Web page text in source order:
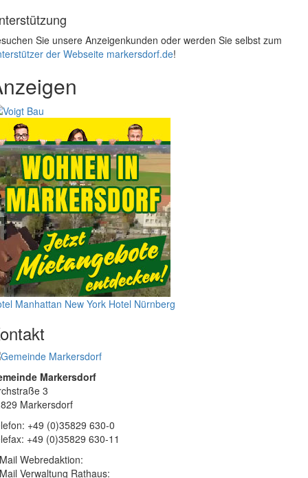
Sie unsere Anzeigenkunden oder werden Sie selbst zum
der Webseite markersdorf.de!
Manhattan New York Hotel Nürnberg
Markersdorf
3
Markersdorf
+49 (0)35829 630-0
+49 (0)35829 630-11
Webredaktion:
Verwaltung Rathaus: